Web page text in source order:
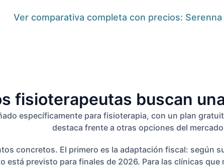
Ver comparativa completa con precios:
fisioterapeutas buscan
específicamente para fisioterapia, con un plan
destaca frente a otras opciones del
concretos. El primero es la adaptación fiscal: según
está previsto para finales de 2026. Para las clínicas